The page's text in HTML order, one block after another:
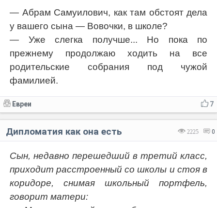
— Абрам Самуилович, как там обстоят дела
у вашего сына — Вовочки, в школе?
— Уже слегка получше... Но пока по
прежнему продолжаю ходить на все
родительские собрания под чужой
фамилией.
7
Евреи
2225 0
Дипломатия как она есть
Сын, недавно перешедший в третий класс,
приходит расстроенный со школы и стоя в
коридоре, снимая школьный портфель,
говорит матери: